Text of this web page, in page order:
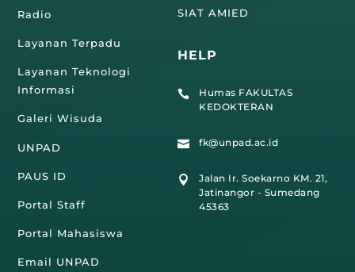
Radio
Layanan Terpadu
Layanan Teknologi
Informasi
Galeri Wisuda
UNPAD
PAUS ID
Portal Staff
Portal Mahasiswa
Email UNPAD
SIAT AMIED
HELP

Humas FAKULTAS
KEDOKTERAN
 fk@unpad.ac.id

Jalan Ir. Soekarno KM. 21,
Jatinangor - Sumedang
45363